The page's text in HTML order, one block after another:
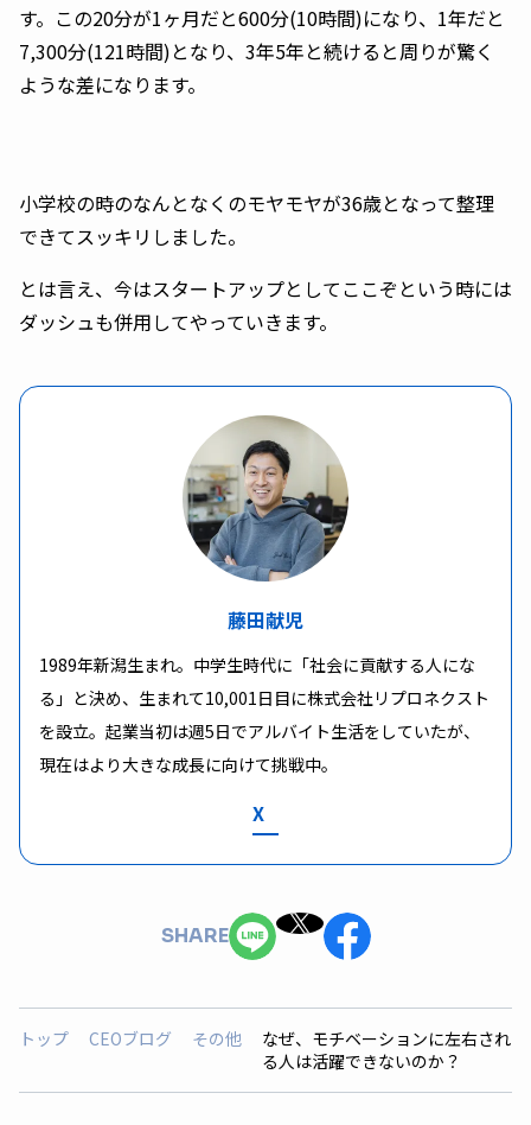
す。この20分が1ヶ月だと600分(10時間)になり、1年だと
7,300分(121時間)となり、3年5年と続けると周りが驚く
ような差になります。
小学校の時のなんとなくのモヤモヤが36歳となって整理
できてスッキリしました。
とは言え、今はスタートアップとしてここぞという時には
ダッシュも併用してやっていきます。
藤田献児
1989年新潟生まれ。中学生時代に「社会に貢献する人にな
る」と決め、生まれて10,001日目に株式会社リプロネクスト
を設立。起業当初は週5日でアルバイト生活をしていたが、
現在はより大きな成長に向けて挑戦中。
X
SHARE
トップ CEOブログ その他
なぜ、モチベーションに左右され
る人は活躍できないのか？